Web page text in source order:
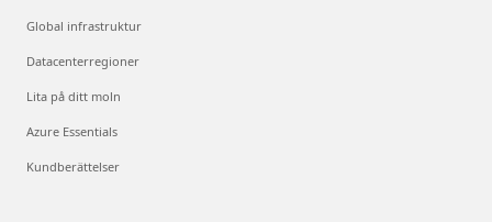
Global infrastruktur
Datacenterregioner
Lita på ditt moln
Azure Essentials
Kundberättelser